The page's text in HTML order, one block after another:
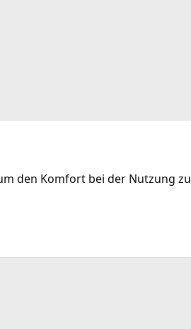
den Komfort bei der Nutzung zu